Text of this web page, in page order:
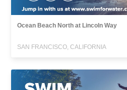
Ocean Beach North at Lincoln Way
SAN FRANCISCO, CALIFORNIA